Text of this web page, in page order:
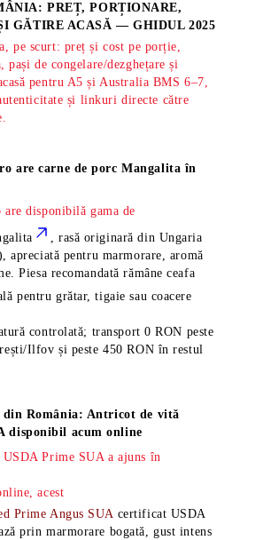
PREȚ, PORȚIONARE,
GĂTIRE ACASĂ — GHIDUL 2025
pe scurt: preț și cost pe porție,
pași de congelare/dezghețare și
pentru A5 și Australia BMS 6–7,
și linkuri directe către
arecarne de porc Mangalita în
are disponibilă gama de
, rasă originară din Ungaria
apreciată pentru marmorare, aromă
Piesa recomandată rămâneceafa
pentru grătar, tigaie sau coacere
controlată; transport 0 RON peste
Ilfov și peste 450 RON în restul
din România: Antricot de vită
disponibil acum online
Prime SUA a ajuns în
acest
Prime Angus SUA certificat USDA
prin marmorare bogată, gust intens